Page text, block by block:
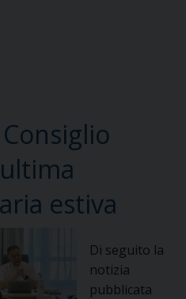
estiva
Di seguito la
notizia
pubblicata